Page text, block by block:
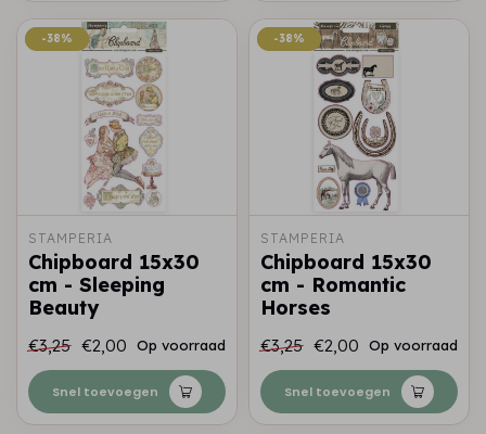
-38%
-38%
STAMPERIA
Chipboard 15x30
cm - Sleeping
Beauty
€3,25 €2,00 Op voorraad
Snel toevoegen
-38%
-38%
STAMPERIA
Chipboard 15x30
cm - Romantic
Horses
€3,25 €2,00 Op voorraad
Snel toevoegen